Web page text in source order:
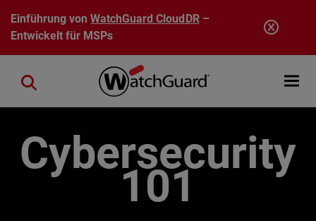
Direkt zum Inhalt
Einführung vonWatchGuard CloudDR–
Entwickelt für MSPs
Open
Close search
Cybersecurity
101